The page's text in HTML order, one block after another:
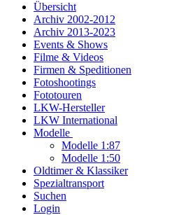
Übersicht
Archiv 2002-2012
Archiv 2013-2023
Events & Shows
Filme & Videos
Firmen & Speditionen
Fotoshootings
Fototouren
LKW-Hersteller
LKW International
Modelle
Modelle 1:87
Modelle 1:50
Oldtimer & Klassiker
Spezialtransport
Suchen
Login